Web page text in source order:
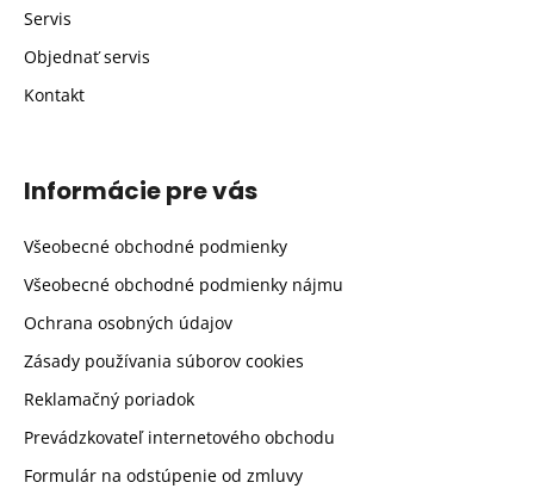
Servis
Objednať servis
Kontakt
Informácie pre vás
Všeobecné obchodné podmienky
Všeobecné obchodné podmienky nájmu
Ochrana osobných údajov
Zásady používania súborov cookies
Reklamačný poriadok
Prevádzkovateľ internetového obchodu
Formulár na odstúpenie od zmluvy